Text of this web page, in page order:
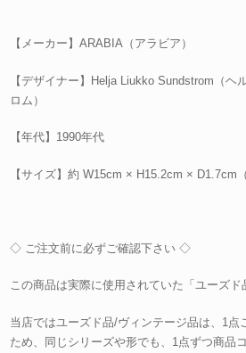
【メーカー】ARABIA（アラビア）
【デザイナー】Helja Liukko Sundstrom（ヘ
ロム）
【年代】1990年代
【サイズ】約 W15cm × H15.2cm × D1.7cm
◇ ご注文前に必ずご確認下さい ◇
この商品は実際に使用されていた「ユーズド
当店ではユーズド品/ヴィンテージ品は、1点
ため、同じシリーズや形でも、1点ずつ商品